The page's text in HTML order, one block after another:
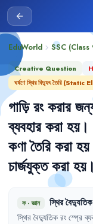
arrow_back
EduWorld chevron_right SSC (Class
Creative Question
ঘর্ষণে স্থির বিদ্যুৎ তৈরি
গাড়ি রং করার
ব্যবহার করা হয়।
কণা তৈরি করা হয়
চার্জযুক্ত করা হয়।
ক·জ্ঞান স্থিরবৈদ্যুতিক
স্থির বৈদ্যুতিক রং স্প্রে